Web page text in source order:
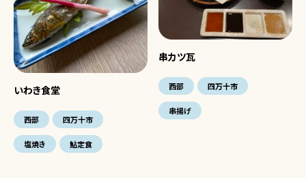
いわき食堂
西部 四万十市
塩焼き 鮎定食
串カツ瓦
西部 四万十市
串揚げ